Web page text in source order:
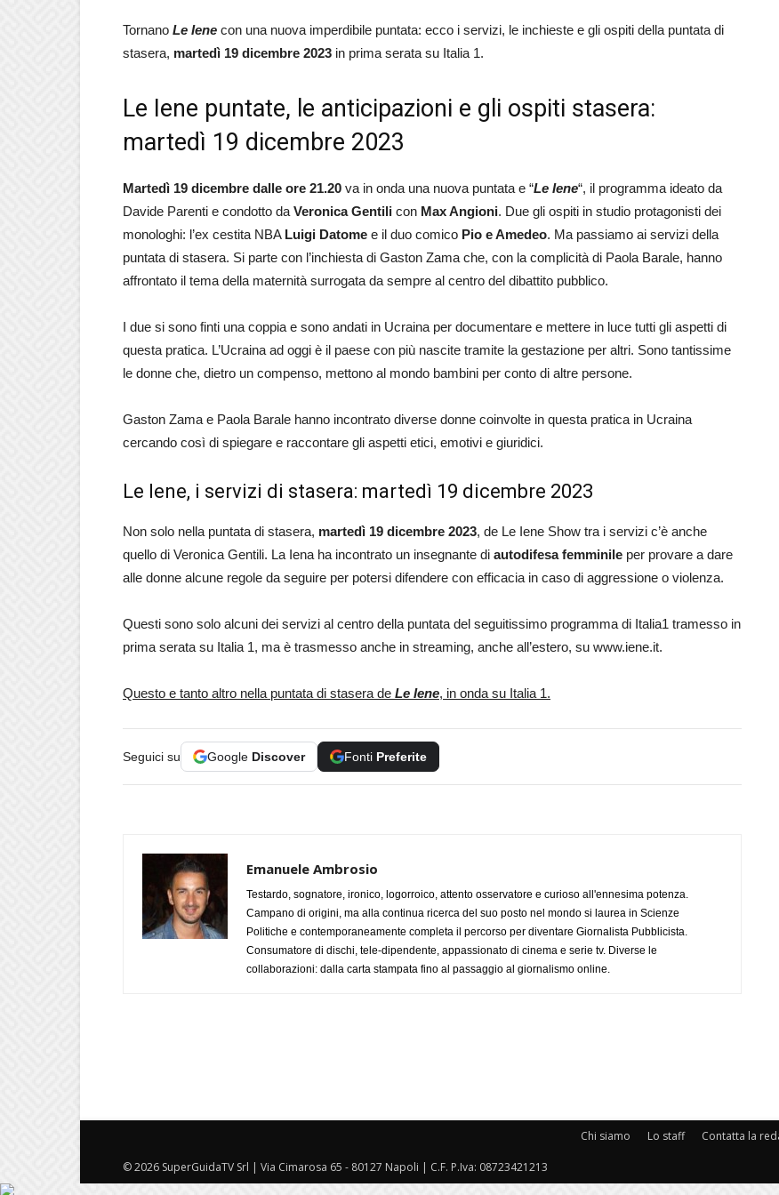
Tornano Le Iene con una nuova imperdibile puntata: ecco i servizi, le inchieste e gli ospiti della puntata di
stasera, martedì 19 dicembre 2023 in prima serata su Italia 1.
Le Iene puntate, le anticipazioni e gli ospiti stasera:
martedì 19 dicembre 2023
Martedì 19 dicembre dalle ore 21.20 va in onda una nuova puntata e “Le Iene“, il programma ideato da
Davide Parenti e condotto da Veronica Gentili con Max Angioni. Due gli ospiti in studio protagonisti dei
monologhi: l’ex cestita NBA Luigi Datome e il duo comico Pio e Amedeo. Ma passiamo ai servizi della
puntata di stasera. Si parte con l’inchiesta di Gaston Zama che, con la complicità di Paola Barale, hanno
affrontato il tema della maternità surrogata da sempre al centro del dibattito pubblico.
I due si sono finti una coppia e sono andati in Ucraina per documentare e mettere in luce tutti gli aspetti di
questa pratica. L’Ucraina ad oggi è il paese con più nascite tramite la gestazione per altri. Sono tantissime
le donne che, dietro un compenso, mettono al mondo bambini per conto di altre persone.
Gaston Zama e Paola Barale hanno incontrato diverse donne coinvolte in questa pratica in Ucraina
cercando così di spiegare e raccontare gli aspetti etici, emotivi e giuridici.
Le Iene, i servizi di stasera: martedì 19 dicembre 2023
Non solo nella puntata di stasera, martedì 19 dicembre 2023, de Le Iene Show tra i servizi c’è anche
quello di Veronica Gentili. La Iena ha incontrato un insegnante di autodifesa femminile per provare a dare
alle donne alcune regole da seguire per potersi difendere con efficacia in caso di aggressione o violenza.
Questi sono solo alcuni dei servizi al centro della puntata del seguitissimo programma di Italia1 tramesso in
prima serata su Italia 1, ma è trasmesso anche in streaming, anche all’estero, su www.iene.it.
Questo e tanto altro nella puntata di stasera de Le Iene, in onda su Italia 1.
Seguici su Google Discover Fonti Preferite
Emanuele Ambrosio
Testardo, sognatore, ironico, logorroico, attento osservatore e curioso all'ennesima potenza.
Campano di origini, ma alla continua ricerca del suo posto nel mondo si laurea in Scienze
Politiche e contemporaneamente completa il percorso per diventare Giornalista Pubblicista.
Consumatore di dischi, tele-dipendente, appassionato di cinema e serie tv. Diverse le
collaborazioni: dalla carta stampata fino al passaggio al giornalismo online.
Chi siamo Lo staff Contatta la
© 2026 SuperGuidaTV Srl | Via Cimarosa 65 - 80127 Napoli | C.F. P.Iva: 08723421213